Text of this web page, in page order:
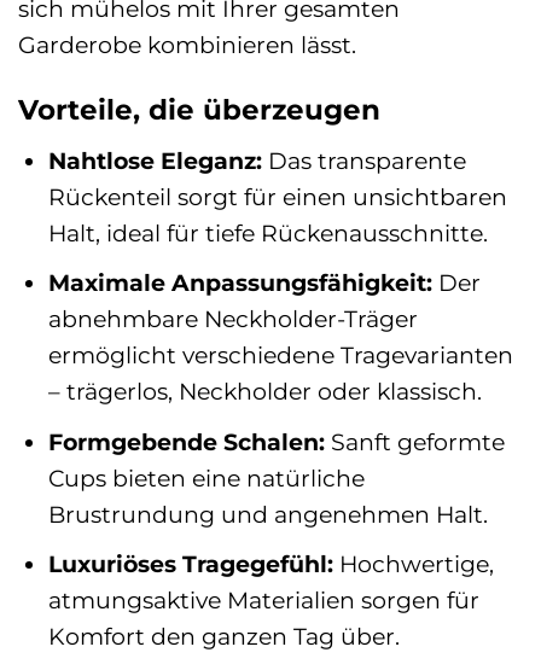
sich mühelos mit Ihrer gesamten
Garderobe kombinieren lässt.
Vorteile, die überzeugen
Nahtlose Eleganz:Das transparente
Rückenteil sorgt für einen unsichtbaren
Halt, ideal für tiefe Rückenausschnitte.
Maximale Anpassungsfähigkeit:Der
abnehmbare Neckholder-Träger
ermöglicht verschiedene Tragevarianten
– trägerlos, Neckholder oder klassisch.
Formgebende Schalen:Sanft geformte
Cups bieten eine natürliche
Brustrundung und angenehmen Halt.
Luxuriöses Tragegefühl:Hochwertige,
atmungsaktive Materialien sorgen für
Komfort den ganzen Tag über.